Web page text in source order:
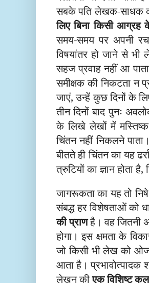
सबके पति लेखक-साधक
लिए बिना किसी आग्रह
समय-समय पर अपनी
विषयांतर हो जाने से
सहज प्रवाह नहीं आ
समीक्षक की निकटता न
जाएं, उन्हें कुछ दिनों के
तीन दिनों बाद पुनः
के लिखे लेखों में मस्तिष्क
चिंतन नहीं निकलने
बीतते ही चिंतन का यह
त्रुटियों का ज्ञान होता
जागरूकता का यह तो
संबद्ध हर विशेषताओं को
की प्राणहै। वह जितनी
होगा। इस क्षमता के
जो किसी भी लेख को
आता है। प्रभावोत्पादक
लेखन कीएक विशिष्ट